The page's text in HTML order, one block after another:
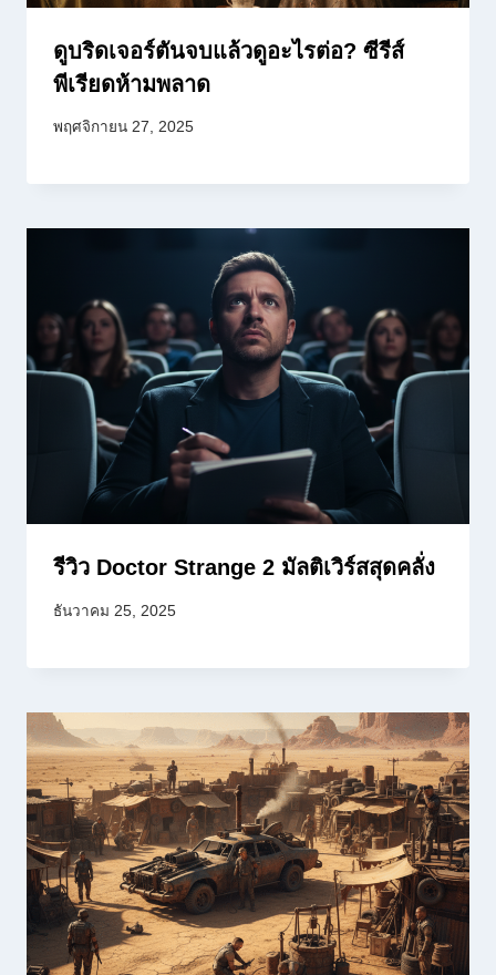
ดูบริดเจอร์ตันจบแล้วดูอะไรต่อ? ซีรีส์
พีเรียดห้ามพลาด
พฤศจิกายน 27, 2025
รีวิว Doctor Strange 2 มัลติเวิร์สสุดคลั่ง
ธันวาคม 25, 2025